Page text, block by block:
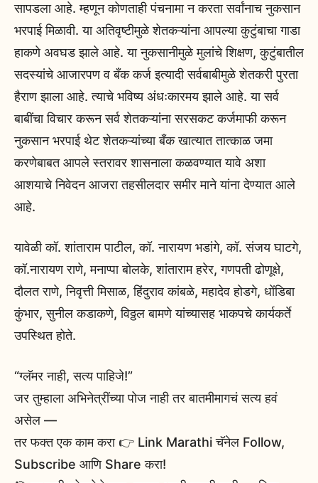
सापडला आहे. म्हणून कोणताही पंचनामा न करता सर्वांनाच नुकसान
भरपाई मिळावी. या अतिवृष्टीमुळे शेतकऱ्यांना आपल्या कुटुंबाचा गाडा
हाकणे अवघड झाले आहे. या नुकसानीमुळे मुलांचे शिक्षण, कुटुंबातील
सदस्यांचे आजारपण व बँक कर्ज इत्यादी सर्वबाबीमुळे शेतकरी पुरता
हैराण झाला आहे. त्याचे भविष्य अंधःकारमय झाले आहे. या सर्व
बाबींचा विचार करून सर्व शेतकऱ्यांना सरसकट कर्जमाफी करून
नुकसान भरपाई थेट शेतकऱ्यांच्या बँक खात्यात तात्काळ जमा
करणेबाबत आपले स्तरावर शासनाला कळवण्यात यावे अशा
आशयाचे निवेदन आजरा तहसीलदार समीर माने यांना देण्यात आले
आहे.
यावेळी कॉ. शांताराम पाटील, कॉ. नारायण भडांगे, कॉ. संजय घाटगे,
कॉ.नारायण राणे, मनाप्पा बोलके, शांताराम हरेर, गणपती ढोणूक्षे,
दौलत राणे, निवृत्ती मिसाळ, हिंदुराव कांबळे, महादेव होडगे, धोंडिबा
कुंभार, सुनील कडाकणे, विठ्ठल बामणे यांच्यासह भाकपचे कार्यकर्ते
उपस्थित होते.
“ग्लॅमर नाही, सत्य पाहिजे!”
जर तुम्हाला अभिनेत्रींच्या पोज नाही तर बातमीमागचं सत्य हवं
असेल —
तर फक्त एक काम करा 👉 Link Marathi चॅनेल Follow,
Subscribe आणि Share करा!